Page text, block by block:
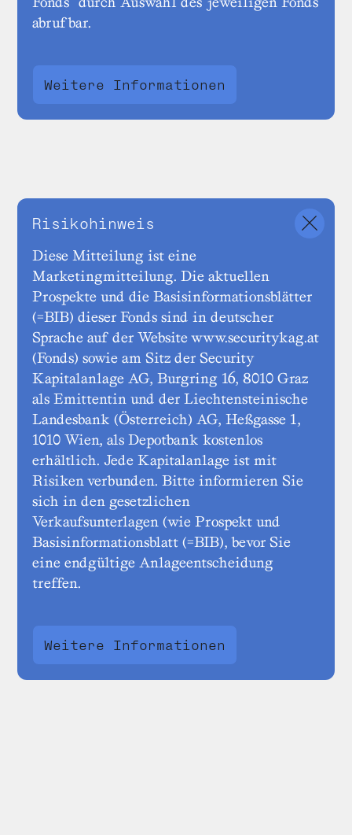
abrufbar.
Weitere Informationen
Risikohinweis
Diese Mitteilung ist eine
Marketingmitteilung. Die aktuellen
Prospekte und die Basisinformationsblätter
(=BIB) dieser Fonds sind in deutscher
Sprache auf der Website www.securitykag.at
(Fonds) sowie am Sitz der Security
Kapitalanlage AG, Burgring 16, 8010 Graz
als Emittentin und der Liechtensteinische
Landesbank (Österreich) AG, Heßgasse 1,
1010 Wien, als Depotbank kostenlos
erhältlich. Jede Kapitalanlage ist mit
Risiken verbunden. Bitte informieren Sie
sich in den gesetzlichen
Verkaufsunterlagen (wie Prospekt und
Basisinformationsblatt (=BIB), bevor Sie
eine endgültige Anlageentscheidung
treffen.
Weitere Informationen